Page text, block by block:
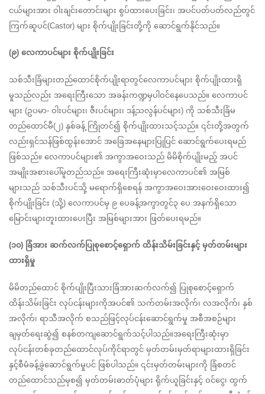
ငယ်များအား ဝါးချင်းတောင်းများ စွပ်ထားပေးခြင်း၊ အပင်ပတ်ပတ်လည်တွင်
ကြက်ဆူပင်(Castor) များ စိုက်ပျိုးခြင်းတို့ကို ဆောင်ရွက်နိုင်သည်။
(၉) လေကာပင်များ စိုက်ပျိုးခြင်း
သစ်သီးခြံများတည်ထောင်စိုက်ပျိုးရာတွင်လေကာပင်များ စိုက်ပျိုးထားရှိ
မှုသည်လည်း အရေးကြီးသော အခန်းကဏ္ဍမှပါဝင်နေပေသည်။ လေကာပင်
များ (ဥပမာ- ဝါးပင်များ၊ ဇီးပင်များ၊ ဒန့်သလွန်ပင်များ) ကို သစ်သီးခြံမ
တည်ထောင်မီ(၂) နှစ်ခန့် ကြိုတင်၍ စိုက်ပျိုးထားသင့်သည်။ ၎င်းတို့အတွက်
လည်းရှင်သန်ဖြစ်ထွန်းအောင် အခြေအနေများပြုပြင် ဆောင်ရွက်ပေးရမည်
ဖြစ်သည်။ လေကာပင်များ၏ အကွာအဝေးသည် မိမိစိုက်ပျိုးမည့် အပင်
အမျိုးအစားပေါ်မူတည်သည်။ အရေးကြီးဆုံးမှာလေကာပင်၏ အမြစ်
များသည် သစ်သီးပင်သို့ မရောက်ရှိစေရန် အကွာအဝေးအားဝေးဝေးထား၍
စိုက်ပျိုးခြင်း (သို့) လေကာပင်မှ ၉ ပေခန့်အကွာတွင်၃ ပေ အနက်ရှိသော
မြောင်းများတူးထားပေးပြီး အမြစ်များအား ဖြတ်ပေးရမည်။
(၁၀) ခြံအား ဆက်လက်ပြုစုစောင့်ရှောက် ထိန်းသိမ်းခြင်းနှင့် မှတ်တမ်းများ
ထားရှိမှု
မိမိတည်ထောင် စိုက်ပျိုးပြီးသားခြံအားဆက်လက်၍ ပြုစုစောင့်ရှောက်
ထိန်းသိမ်းခြင်း လုပ်ငန်းများကိုအပင်၏ သက်တမ်းအလိုက်၊ လအလိုက်၊ နှစ်
အလိုက်၊ ရာသီအလိုက် စသည်ဖြင့်လုပ်ငန်းဆောင်ရွက်မှု အစီအစဉ်များ
ချမှတ်ရေးဆွဲ၍ စနစ်တကျဆောင်ရွက်သင့်ပါသည်။အရေးကြီးဆုံးမှာ
လုပ်ငန်းတစ်ခုတည်ထောင်လုပ်ကိုင်ရာတွင် မှတ်တမ်းမှတ်ရာများထားရှိခြင်း
နှင့်စီမံခန့်ခွဲဆောင်ရွက်မှုပင် ဖြစ်ပါသည်။ ၎င်းမှတ်တမ်းများကို ခြံစတင်
တည်ထောင်သည်မှစ၍ မှတ်တမ်းဓာတ်ပုံများ ရိုက်ယူခြင်းနှင့် ဝင်ငွေ၊ ထွက်